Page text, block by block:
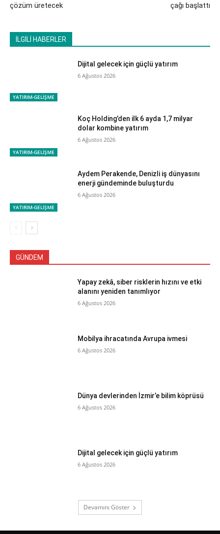
çözüm üretecek
çağı başlattı
İLGİLİ HABERLER
YATIRIM-GELİŞME
Dijital gelecek için güçlü yatırım
6 Ağustos 2026
YATIRIM-GELİŞME
Koç Holding’den ilk 6 ayda 1,7 milyar
dolar kombine yatırım
6 Ağustos 2026
YATIRIM-GELİŞME
Aydem Perakende, Denizli iş dünyasını
enerji gündeminde buluşturdu
6 Ağustos 2026
GÜNDEM
Yapay zekâ, siber risklerin hızını ve etki
alanını yeniden tanımlıyor
6 Ağustos 2026
Mobilya ihracatında Avrupa ivmesi
6 Ağustos 2026
Dünya devlerinden İzmir’e bilim köprüsü
6 Ağustos 2026
Dijital gelecek için güçlü yatırım
6 Ağustos 2026
Devamını Göster